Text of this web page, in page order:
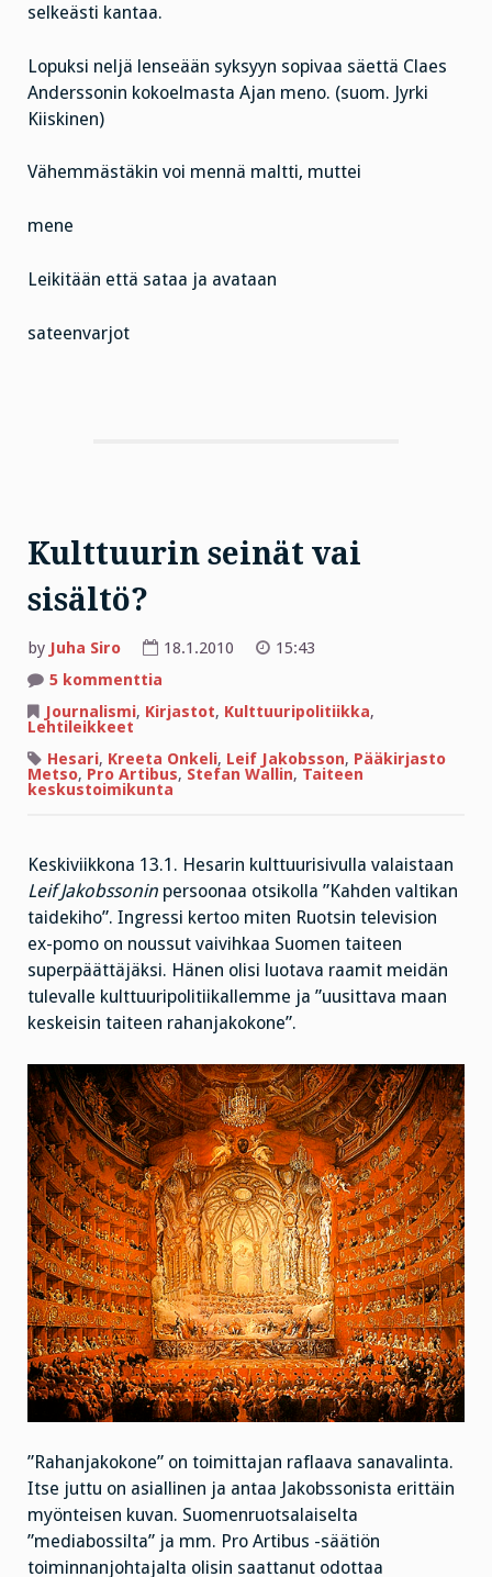
selkeästi kantaa.
Lopuksi neljä lenseään syksyyn sopivaa säettä Claes
Anderssonin kokoelmasta Ajan meno. (suom. Jyrki
Kiiskinen)
Vähemmästäkin voi mennä maltti, muttei
mene
Leikitään että sataa ja avataan
sateenvarjot
Kulttuurin seinät vai
sisältö?
by Juha Siro 18.1.2010
15:43
5 kommenttia
seinät
vai
Journalismi, Kirjastot, Kulttuuripolitiikka,
Lehtileikkeet
Hesari, Kreeta Onkeli, Leif Jakobsson, Pääkirjasto
Metso, Pro Artibus, Stefan Wallin, Taiteen
keskustoimikunta
Keskiviikkona 13.1. Hesarin kulttuurisivulla valaistaan
Leif Jakobssonin persoonaa otsikolla ”Kahden valtikan
taidekiho”. Ingressi kertoo miten Ruotsin television
ex-pomo on noussut vaivihkaa Suomen taiteen
superpäättäjäksi. Hänen olisi luotava raamit meidän
tulevalle kulttuuripolitiikallemme ja ”uusittava maan
keskeisin taiteen rahanjakokone”.
”Rahanjakokone” on toimittajan raflaava sanavalinta.
Itse juttu on asiallinen ja antaa Jakobssonista erittäin
myönteisen kuvan. Suomenruotsalaiselta
”mediabossilta” ja mm. Pro Artibus -säätiön
toiminnanjohtajalta olisin saattanut odottaa